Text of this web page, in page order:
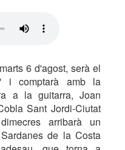
6 d'agost, serà el
i comptarà amb la
a la guitarra, Joan
Sant Jordi-Ciutat
arribarà un
de la Costa